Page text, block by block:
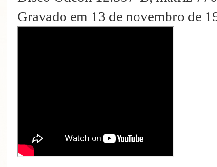
Gravado em 13 de novembro de